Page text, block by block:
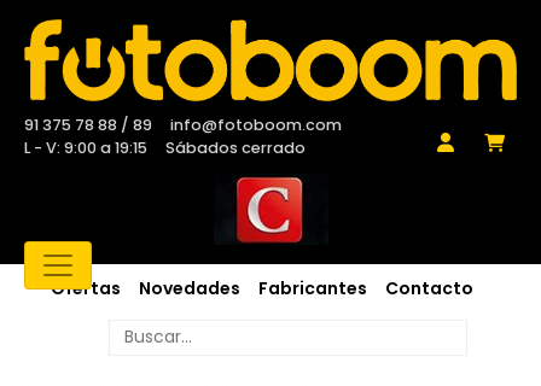
91 375 78 88 / 89
info@fotoboom.com
L - V: 9:00 a 19:15
Sábados cerrado
Ofertas Novedades Fabricantes Contacto